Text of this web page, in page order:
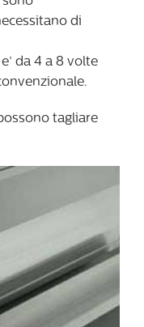
di
da 4 a 8 volte
tagliare